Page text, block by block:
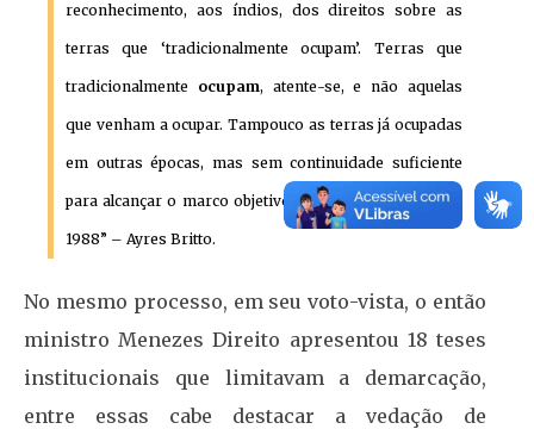
reconhecimento, aos índios, dos direitos sobre as
terras que ‘tradicionalmente ocupam’. Terras que
tradicionalmente ocupam, atente-se, e não aquelas
que venham a ocupar. Tampouco as terras já ocupadas
em outras épocas, mas sem continuidade suficiente
para alcançar o marco objetivo do dia 5 de outubro de
1988” – Ayres Britto.
No mesmo processo, em seu voto-vista, o então
ministro Menezes Direito apresentou 18 teses
institucionais que limitavam a demarcação,
entre essas cabe destacar a vedação de